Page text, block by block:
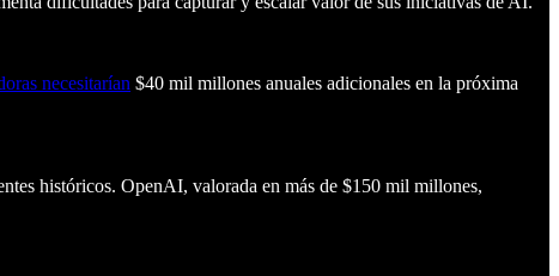
necesitarían $40 mil millones anuales adicionales en la próxima
históricos. OpenAI, valorada en más de $150 mil millones,